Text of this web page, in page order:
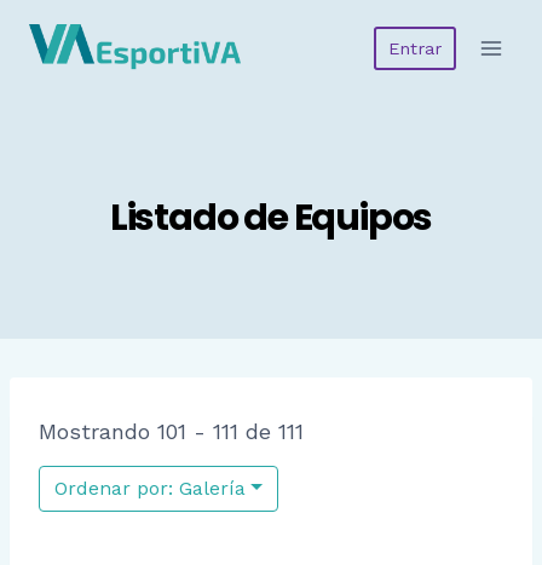
Entrar
Listado de Equipos
Mostrando 101 - 111 de 111
Ordenar por: Galería